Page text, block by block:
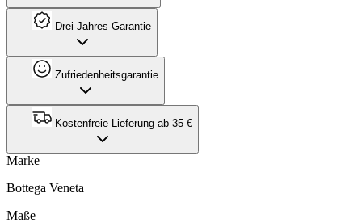
Drei-Jahres-Garantie
Zufriedenheitsgarantie
Kostenfreie Lieferung ab 35 €
Marke
Bottega Veneta
Maße